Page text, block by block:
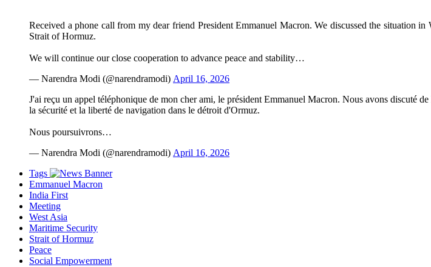
Received a phone call from my dear friend President Emmanuel Macron. We discussed the situation
Strait of Hormuz.
We will continue our close cooperation to advance peace and stability…
— Narendra Modi (@narendramodi) April 16, 2026
J'ai reçu un appel téléphonique de mon cher ami, le président Emmanuel Macron. Nous avons discuté
la sécurité et la liberté de navigation dans le détroit d'Ormuz.
Nous poursuivrons…
— Narendra Modi (@narendramodi) April 16, 2026
Tags
Emmanuel Macron
India First
Meeting
West Asia
Maritime Security
Strait of Hormuz
Peace
Social Empowerment